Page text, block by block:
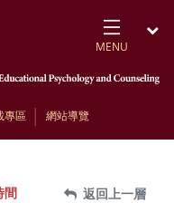
MENU
專區 網站導覽
間 返回上一層